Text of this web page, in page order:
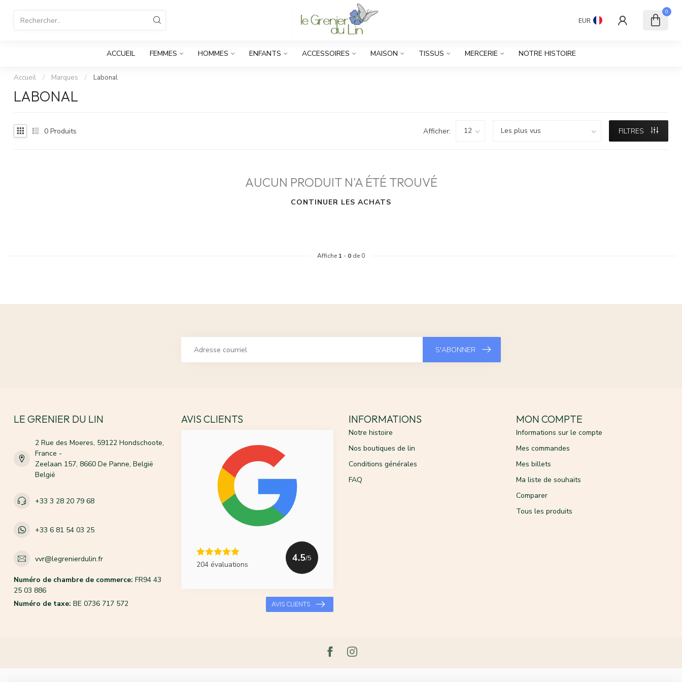
EUR
0
ACCUEIL FEMMES HOMMES ENFANTS ACCESSOIRES MAISON TISSUS MERCERIE NOTRE HISTOIRE
Accueil / Marques / Labonal
LABONAL
0 Produits Afficher: FILTRES
AUCUN PRODUIT N'A ÉTÉ TROUVÉ
CONTINUER LES ACHATS
Affiche 1 - 0 de 0
S'ABONNER
LE GRENIER DU LIN
2 Rue des Moeres, 59122 Hondschoote,
France -
Zeelaan 157, 8660 De Panne, België
België
+33 3 28 20 79 68
+33 6 81 54 03 25
vvr@legrenierdulin.fr
Numéro de chambre de commerce: FR94 43
25 03 886
Numéro de taxe: BE 0736 717 572
AVIS CLIENTS
204 évaluations
4.5/5
AVIS CLIENTS
INFORMATIONS
Notre histoire
Nos boutiques de lin
Conditions générales
FAQ
MON COMPTE
Informations sur le compte
Mes commandes
Mes billets
Ma liste de souhaits
Comparer
Tous les produits